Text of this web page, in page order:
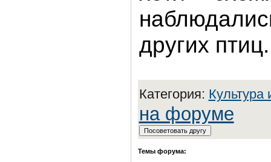
других птиц.
Категория: Культура
на форуме
Темы форума: